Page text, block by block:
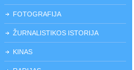
FOTOGRAFIJA
ŽURNALISTIKOS ISTORIJA
KINAS